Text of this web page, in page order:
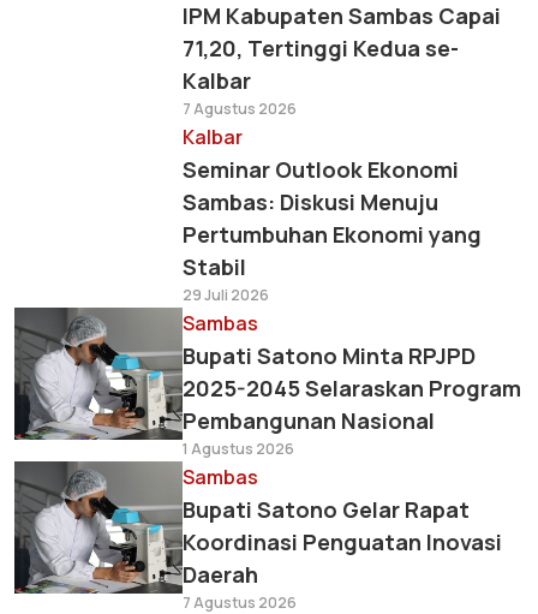
IPM Kabupaten Sambas Capai
71,20, Tertinggi Kedua se-
Kalbar
7 Agustus 2026
Kalbar
Seminar Outlook Ekonomi
Sambas: Diskusi Menuju
Pertumbuhan Ekonomi yang
Stabil
29 Juli 2026
Sambas
Bupati Satono Minta RPJPD
2025-2045 Selaraskan Program
Pembangunan Nasional
1 Agustus 2026
Sambas
Bupati Satono Gelar Rapat
Koordinasi Penguatan Inovasi
Daerah
7 Agustus 2026